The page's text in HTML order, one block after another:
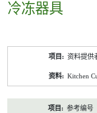
冷冻器具
资料提供
Kitchen
参考编号